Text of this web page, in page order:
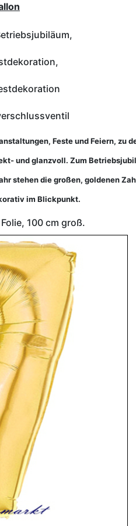
Feste und Feiern, zu
und glanzvoll. Zum
stehen die großen, goldenen
im Blickpunkt.
100 cm groß.